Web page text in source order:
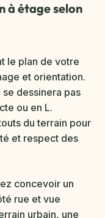
à étage selon
le plan de votre
et orientation.
dessinera pas
ou en L.
du terrain pour
et respect des
concevoir un
rue et vue
urbain, une